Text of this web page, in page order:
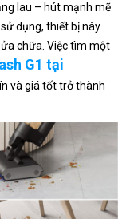
lau – hút mạnh mẽ
dụng, thiết bị này
chữa. Việc tìm một
G1 tại
và giá tốt trở thành